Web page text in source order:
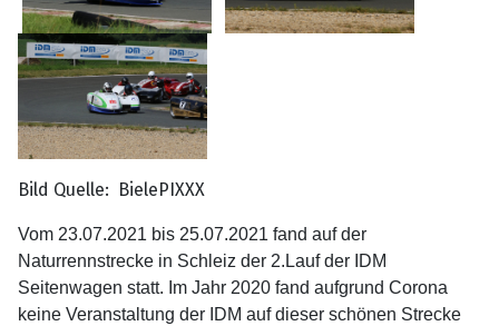
Bild Quelle: BielePIXXX
Vom 23.07.2021 bis 25.07.2021 fand auf der
Naturrennstrecke in Schleiz der 2.Lauf der IDM
Seitenwagen statt. Im Jahr 2020 fand aufgrund Corona
keine Veranstaltung der IDM auf dieser schönen Strecke